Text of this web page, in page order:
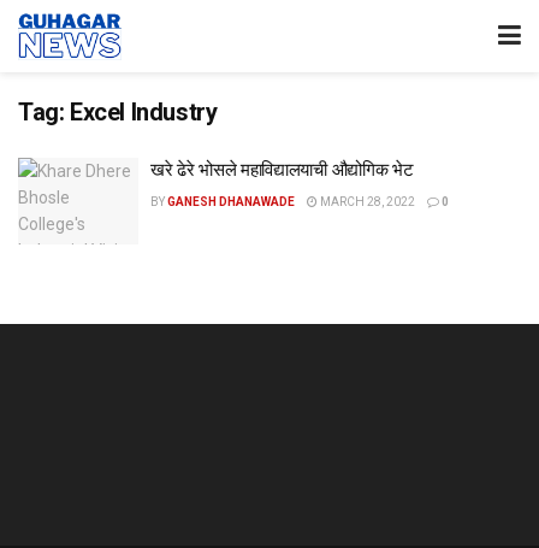
Tag: Excel Industry
खरे ढेरे भोसले महाविद्यालयाची औद्योगिक भेट
BYGANESH DHANAWADE MARCH 28, 2022 0